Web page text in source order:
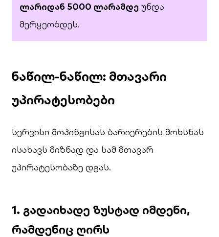
ლარიდან 5000 ლარამდე უნდა
მერყეობდეს.
ნაწილ-ნაწილ: მთავარი
უპირატესობები
სერვისი შოპინგისას ბარიერების მოხსნას
ისახავს მიზნად და სამ მთავარ
უპირატესობაზე დგას.
1. გადაიხადე ზუსტად იმდენი,
რამდენიც ღირს